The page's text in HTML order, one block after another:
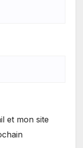
et mon site